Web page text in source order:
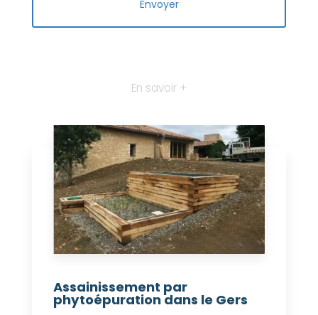
En savoir +
Assainissement par
phytoépuration dans le Gers